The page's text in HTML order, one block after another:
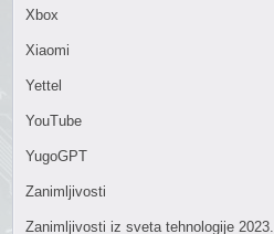
Xbox
Xiaomi
Yettel
YouTube
YugoGPT
Zanimljivosti
Zanimljivosti iz sveta tehnologije 2023.